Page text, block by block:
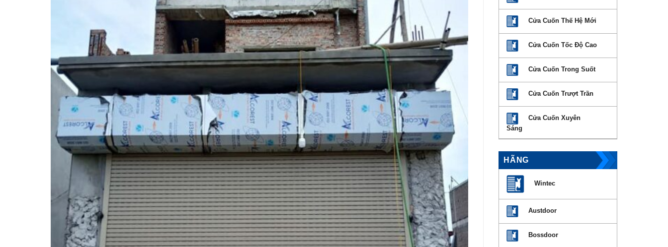
Cửa Cuốn Thế Hệ Mới
Cửa Cuốn Tốc Độ Cao
Cửa Cuốn Trong Suốt
Cửa Cuốn Trượt Trần
Cửa Cuốn Xuyên
Sáng
HÃNG
Wintec
Austdoor
Bossdoor